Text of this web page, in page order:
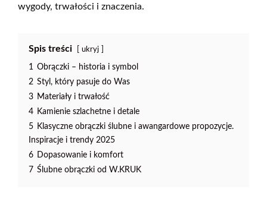
wygody, trwałości i znaczenia.
Spis treści ukryj
1 Obrączki – historia i symbol
2 Styl, który pasuje do Was
3 Materiały i trwałość
4 Kamienie szlachetne i detale
5 Klasyczne obrączki ślubne i awangardowe propozycje.
Inspiracje i trendy 2025
6 Dopasowanie i komfort
7 Ślubne obrączki od W.KRUK